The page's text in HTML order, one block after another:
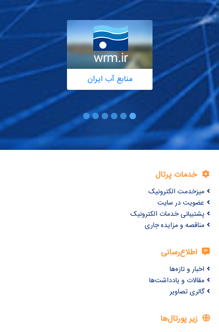
منابع آب ایران
خدمات پرتال
میزخدمت الکترونیک
عضویت در سایت
پشتیبانی خدمات الکترونیک
مناقصه و مزایده جاری
اطلاع‌رسانی
اخبار و تازه‌ها
مقالات و یادداشت‌ها
گالری تصاویر
زیر پورتال‌ها